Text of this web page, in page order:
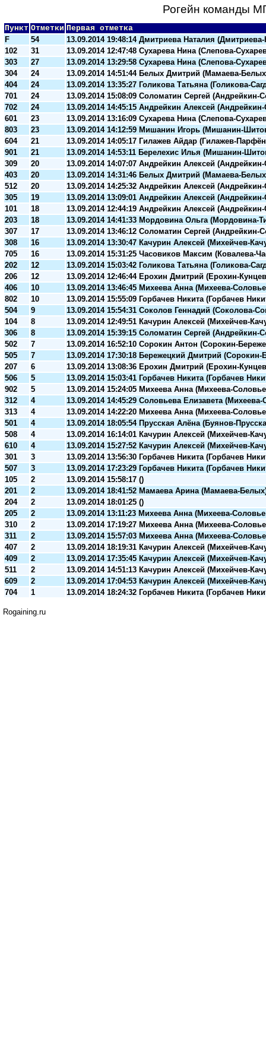
Рогейн команды
Пункт Отметки Первая отметка
F
54
13.09.2014 19:48:14 Дмитриева Наталия
102
31
13.09.2014 12:47:48 Сухарева Нина (Слепова-
303
27
13.09.2014 13:29:58 Сухарева Нина (Слепова-
304
24
13.09.2014 14:51:44 Белых Дмитрий (Мамаева-
404
24
13.09.2014 13:35:27 Голикова Татьяна (Голикова-
701
24
13.09.2014 15:08:09 Соломатин Сергей (Андрейкин-
702
24
13.09.2014 14:45:15 Андрейкин Алексей
601
23
13.09.2014 13:16:09 Сухарева Нина (Слепова-
803
23
13.09.2014 14:12:59 Мишанин Игорь (Мишанин-
604
21
13.09.2014 14:05:17 Гилажев Айдар (Гилажев-
901
21
13.09.2014 14:53:11 Берелехис Илья (Мишанин-
309
20
13.09.2014 14:07:07 Андрейкин Алексей
403
20
13.09.2014 14:31:46 Белых Дмитрий (Мамаева-
512
20
13.09.2014 14:25:32 Андрейкин Алексей
305
19
13.09.2014 13:09:01 Андрейкин Алексей
101
18
13.09.2014 12:44:19 Андрейкин Алексей
203
18
13.09.2014 14:41:33 Мордовина Ольга (Мордовина-
307
17
13.09.2014 13:46:12 Соломатин Сергей (Андрейкин-
308
16
13.09.2014 13:30:47 Качурин Алексей (Михейчев-
705
16
13.09.2014 15:31:25 Часовиков Максим (Ковалева-
202
12
13.09.2014 15:03:42 Голикова Татьяна (Голикова-
206
12
13.09.2014 12:46:44 Ерохин Дмитрий (Ерохин-
406
10
13.09.2014 13:46:45 Михеева Анна (Михеева-
802
10
13.09.2014 15:55:09 Горбачев Никита (Горбачев
504
9
13.09.2014 15:54:31 Соколов Геннадий (Соколова-
104
8
13.09.2014 12:49:51 Качурин Алексей (Михейчев-
306
8
13.09.2014 15:39:15 Соломатин Сергей (Андрейкин-
502
7
13.09.2014 16:52:10 Сорокин Антон (Сорокин-
505
7
13.09.2014 17:30:18 Бережецкий Дмитрий (Сорокин-
207
6
13.09.2014 13:08:36 Ерохин Дмитрий (Ерохин-
506
5
13.09.2014 15:03:41 Горбачев Никита (Горбачев
902
5
13.09.2014 15:24:05 Михеева Анна (Михеева-
312
4
13.09.2014 14:45:29 Соловьева Елизавета
313
4
13.09.2014 14:22:20 Михеева Анна (Михеева-
501
4
13.09.2014 18:05:54 Прусская Алёна (Буянов-
508
4
13.09.2014 16:14:01 Качурин Алексей (Михейчев-
610
4
13.09.2014 15:27:52 Качурин Алексей (Михейчев-
301
3
13.09.2014 13:56:30 Горбачев Никита (Горбачев
507
3
13.09.2014 17:23:29 Горбачев Никита (Горбачев
105
2
13.09.2014 15:58:17 ()
201
2
13.09.2014 18:41:52 Мамаева Арина (Мамаева-
204
2
13.09.2014 18:01:25 ()
205
2
13.09.2014 13:11:23 Михеева Анна (Михеева-
310
2
13.09.2014 17:19:27 Михеева Анна (Михеева-
311
2
13.09.2014 15:57:03 Михеева Анна (Михеева-
407
2
13.09.2014 18:19:31 Качурин Алексей (Михейчев-
409
2
13.09.2014 17:35:45 Качурин Алексей (Михейчев-
511
2
13.09.2014 14:51:13 Качурин Алексей (Михейчев-
609
2
13.09.2014 17:04:53 Качурин Алексей (Михейчев-
704
1 13.09.2014 18:24:32 Горбачев Никита (Горбачев
Rogaining.ru